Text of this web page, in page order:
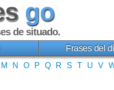
go
de situado.
Frases del
M N O P Q R S T U V